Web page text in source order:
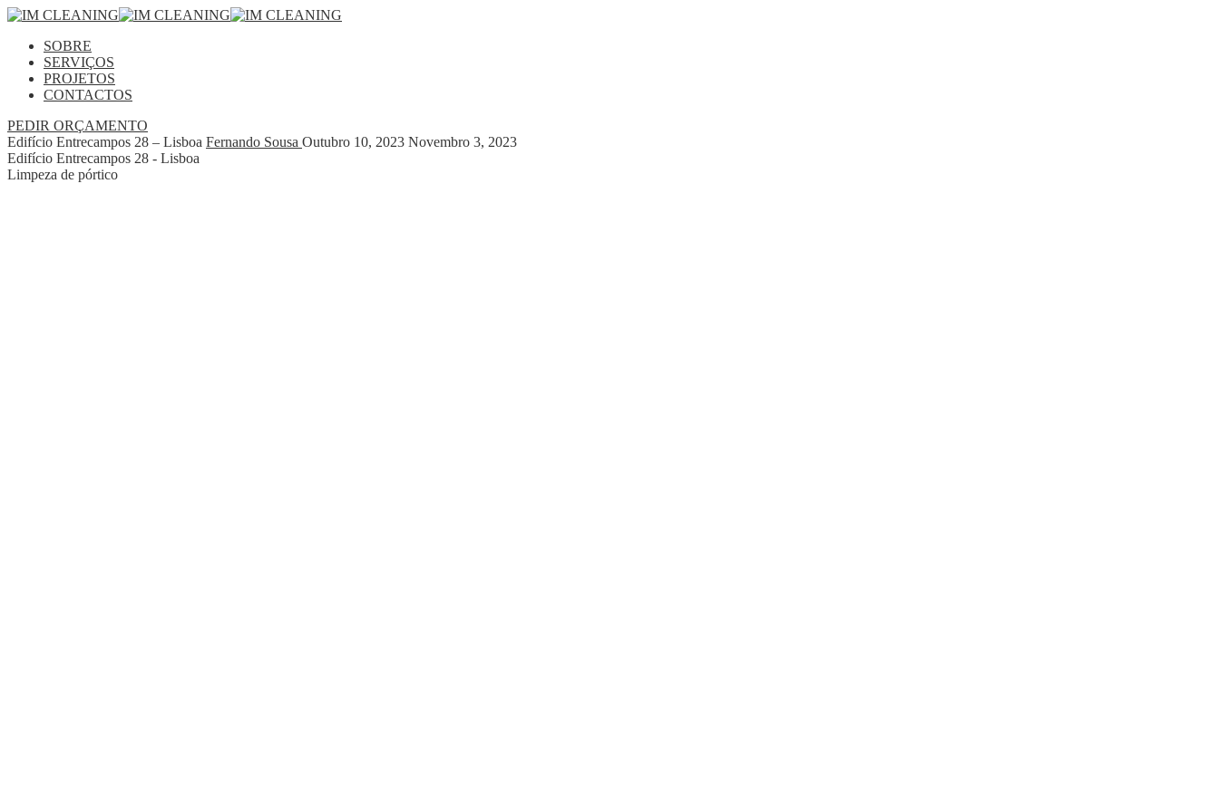
SOBRE
SERVIÇOS
PROJETOS
CONTACTOS
PEDIR ORÇAMENTO
Edifício Entrecampos 28 – Lisboa Fernando Sousa Outubro 10, 2023 Novembro 3, 2023
Edifício Entrecampos 28 - Lisboa
Limpeza de pórtico